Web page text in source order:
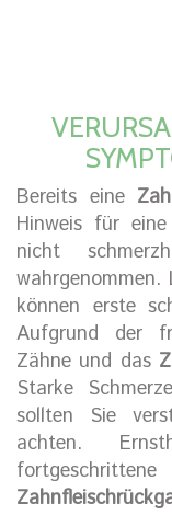
Bereits eine
Hinweis für
nicht
können erste
Aufgrund der
Zähne und das
Starke
sollten Sie
achten.